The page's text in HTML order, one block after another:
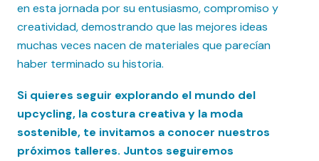
en esta jornada por su entusiasmo, compromiso y
creatividad, demostrando que las mejores ideas
muchas veces nacen de materiales que parecían
haber terminado su historia.
Si quieres seguir explorando el mundo del
upcycling, la costura creativa y la moda
sostenible, te invitamos a conocer nuestros
próximos talleres. Juntos seguiremos